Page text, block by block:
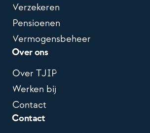
Verzekeren
Pensioenen
Vermogensbeheer
Over ons
Over TJIP
Werken bij
Contact
Contact